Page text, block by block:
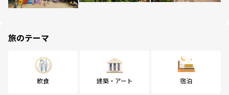
旅のテーマ
飲食 建築・アート 宿泊